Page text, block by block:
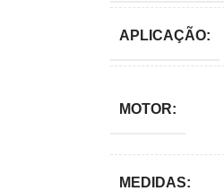
APLICAÇÃO:
MOTOR:
MEDIDAS: